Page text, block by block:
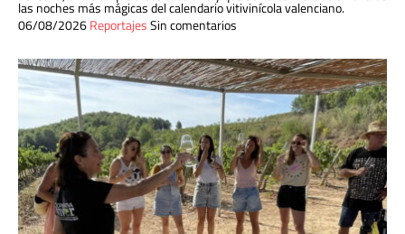
las noches más mágicas del calendario vitivinícola valenciano.
06/08/2026ReportajesSin comentarios